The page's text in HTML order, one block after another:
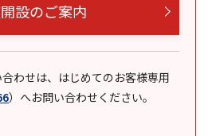
設のご案内
わせは、はじめてのお客様専用
） へお問い合わせください。